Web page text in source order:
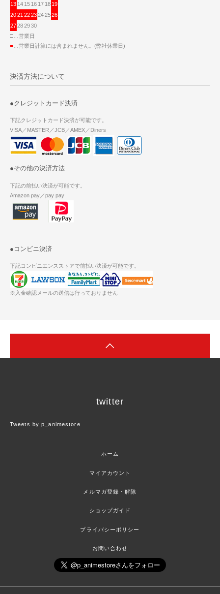
13 14 15 16 17 18 19
2021 2223242526
27282930
□…営業日
■ …営業日計算には含まれません。(弊社休業日)
決済方法について
●クレジットカード決済
下記クレジットカード決済が可能です。
VISA／MASTER／JCB／AMEX／Diners
●その他の決済方法
下記の前払い決済が可能です。
Amazon pay／pay pay
●コンビニ決済
下記コンビニエンスストアで前払い決済が可能です。
※入金確認メールの送信は行っておりません
twitter
Tweets by p_animestore
ホーム
マイアカウント
メルマガ登録・解除
ショップガイド
プライバシーポリシー
お問い合わせ